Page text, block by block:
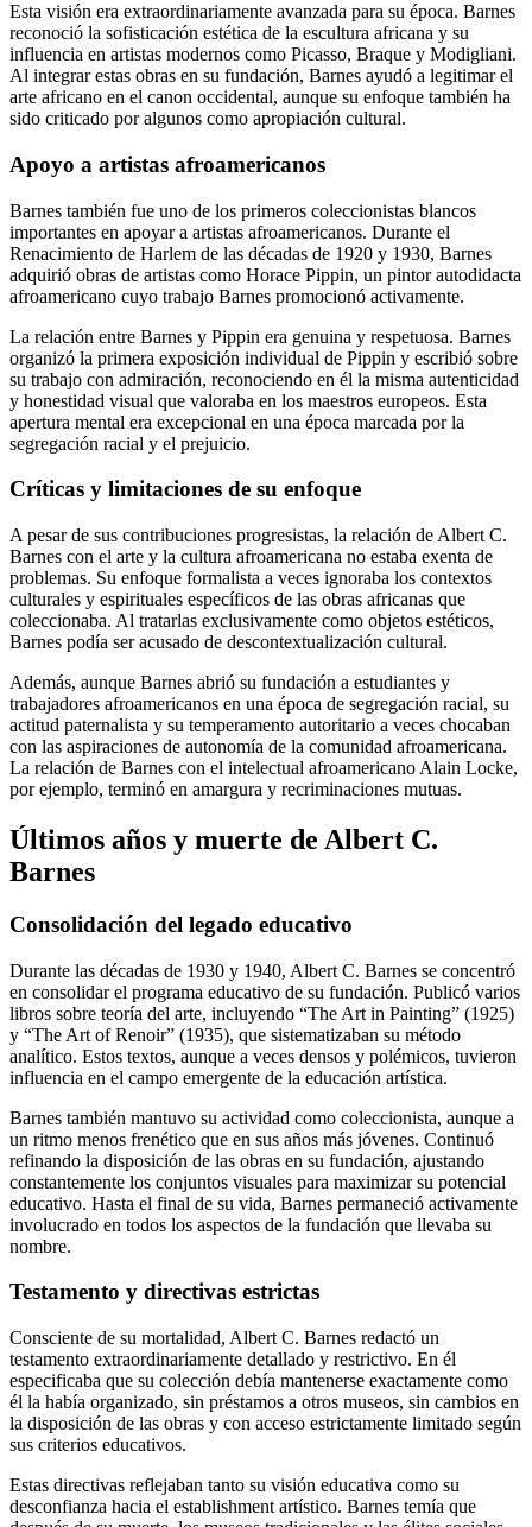
Esta visión era extraordinariamente avanzada para su época. Barnes
reconoció la sofisticación estética de la escultura africana y su
influencia en artistas modernos como Picasso, Braque y Modigliani.
Al integrar estas obras en su fundación, Barnes ayudó a legitimar el
arte africano en el canon occidental, aunque su enfoque también ha
sido criticado por algunos como apropiación cultural.
Apoyo a artistas afroamericanos
Barnes también fue uno de los primeros coleccionistas blancos
importantes en apoyar a artistas afroamericanos. Durante el
Renacimiento de Harlem de las décadas de 1920 y 1930, Barnes
adquirió obras de artistas como Horace Pippin, un pintor autodidacta
afroamericano cuyo trabajo Barnes promocionó activamente.
La relación entre Barnes y Pippin era genuina y respetuosa. Barnes
organizó la primera exposición individual de Pippin y escribió sobre
su trabajo con admiración, reconociendo en él la misma autenticidad
y honestidad visual que valoraba en los maestros europeos. Esta
apertura mental era excepcional en una época marcada por la
segregación racial y el prejuicio.
Críticas y limitaciones de su enfoque
A pesar de sus contribuciones progresistas, la relación de Albert C.
Barnes con el arte y la cultura afroamericana no estaba exenta de
problemas. Su enfoque formalista a veces ignoraba los contextos
culturales y espirituales específicos de las obras africanas que
coleccionaba. Al tratarlas exclusivamente como objetos estéticos,
Barnes podía ser acusado de descontextualización cultural.
Además, aunque Barnes abrió su fundación a estudiantes y
trabajadores afroamericanos en una época de segregación racial, su
actitud paternalista y su temperamento autoritario a veces chocaban
con las aspiraciones de autonomía de la comunidad afroamericana.
La relación de Barnes con el intelectual afroamericano Alain Locke,
por ejemplo, terminó en amargura y recriminaciones mutuas.
Últimos años y muerte de Albert C.
Barnes
Consolidación del legado educativo
Durante las décadas de 1930 y 1940, Albert C. Barnes se concentró
en consolidar el programa educativo de su fundación. Publicó varios
libros sobre teoría del arte, incluyendo “The Art in Painting” (1925)
y “The Art of Renoir” (1935), que sistematizaban su método
analítico. Estos textos, aunque a veces densos y polémicos, tuvieron
influencia en el campo emergente de la educación artística.
Barnes también mantuvo su actividad como coleccionista, aunque a
un ritmo menos frenético que en sus años más jóvenes. Continuó
refinando la disposición de las obras en su fundación, ajustando
constantemente los conjuntos visuales para maximizar su potencial
educativo. Hasta el final de su vida, Barnes permaneció activamente
involucrado en todos los aspectos de la fundación que llevaba su
nombre.
Testamento y directivas estrictas
Consciente de su mortalidad, Albert C. Barnes redactó un
testamento extraordinariamente detallado y restrictivo. En él
especificaba que su colección debía mantenerse exactamente como
él la había organizado, sin préstamos a otros museos, sin cambios en
la disposición de las obras y con acceso estrictamente limitado según
sus criterios educativos.
Estas directivas reflejaban tanto su visión educativa como su
desconfianza hacia el establishment artístico. Barnes temía que